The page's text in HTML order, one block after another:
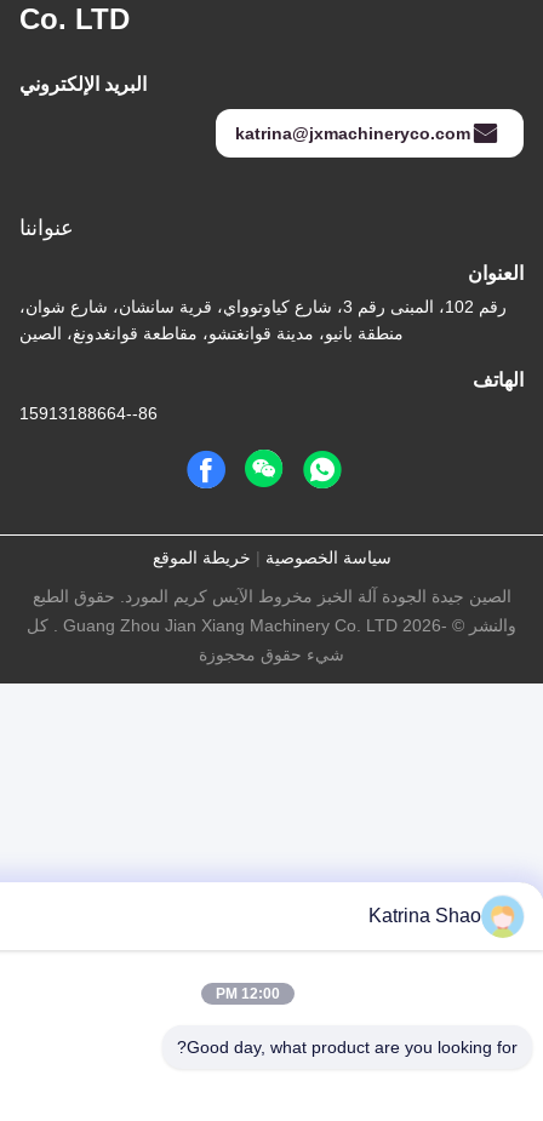
Co. LTD
البريد الإلكتروني
katrina@jxmachineryco.com
عنواننا
رقم 102، المبنى رقم 3، شارع كياوتوواي، قرية سانشان، شارع شوان،
منطقة بانيو، مدينة قوانغتشو، مقاطعة قوانغدونغ، الصين
سياسة الخصوصية|خريطة الموقع
جيدة الجودة آلة الخبز مخروط الآيس كريم المورد. حقوق الطبع
والنشر © -2026 Guang Zhou Jian Xiang Machinery Co. LTD . كل
شيء حقوق محجوزة
Katrina Shao
12:00 PM
Good day, what product are you looking